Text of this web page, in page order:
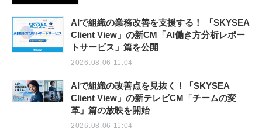
AIで組織の業務改善を支援する！ 「SKYSEA
Client View」の新CM「AI働き方分析レポー
トサービス」篇を公開
2026.08.06 11:04
AIで組織の改善点を見抜く！「SKYSEA
Client View」の新テレビCM「チームの変
革」篇の放映を開始
2026.08.06 11:04